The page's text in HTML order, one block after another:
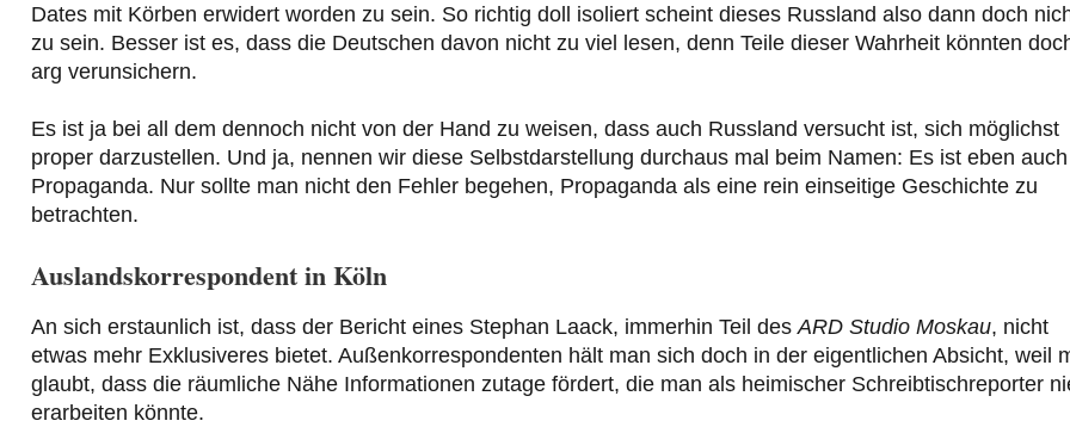
Dates mit Körben erwidert worden zu sein. So richtig doll isoliert scheint dieses Russland also dann doch
zu sein. Besser ist es, dass die Deutschen davon nicht zu viel lesen, denn Teile dieser Wahrheit könnten
arg verunsichern.
Es ist ja bei all dem dennoch nicht von der Hand zu weisen, dass auch Russland versucht ist, sich möglichst
proper darzustellen. Und ja, nennen wir diese Selbstdarstellung durchaus mal beim Namen: Es ist eben auch
Propaganda. Nur sollte man nicht den Fehler begehen, Propaganda als eine rein einseitige Geschichte zu
betrachten.
Auslandskorrespondent in Köln
An sich erstaunlich ist, dass der Bericht eines Stephan Laack, immerhin Teil desARD Studio Moskau, nicht
etwas mehr Exklusiveres bietet. Außenkorrespondenten hält man sich doch in der eigentlichen Absicht, weil
glaubt, dass die räumliche Nähe Informationen zutage fördert, die man als heimischer Schreibtischreporter
erarbeiten könnte.